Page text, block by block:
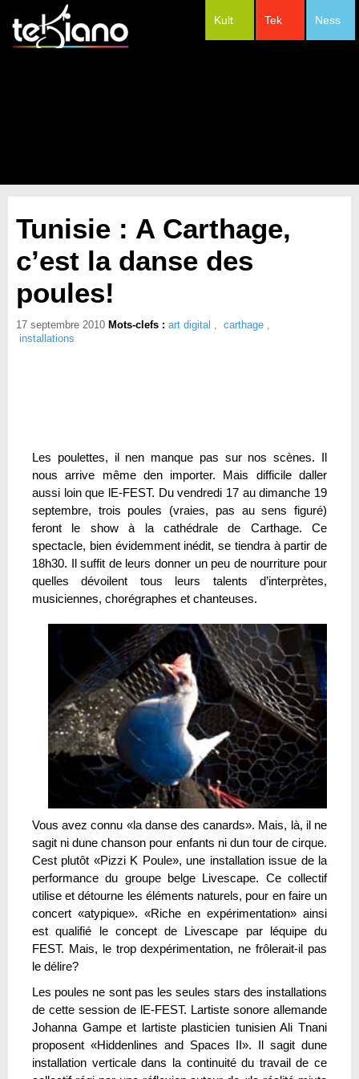
Ness
Tek
Kult
Tunisie : A Carthage,
c’est la danse des
poules!
17 septembre 2010 Mots-clefs : art digital , carthage ,
installations
Les poulettes, il nen manque pas sur nos scènes. Il
nous arrive même den importer. Mais difficile daller
aussi loin que lE-FEST. Du vendredi 17 au dimanche 19
septembre, trois poules (vraies, pas au sens figuré)
feront le show à la cathédrale de Carthage. Ce
spectacle, bien évidemment inédit, se tiendra à partir de
18h30. Il suffit de leurs donner un peu de nourriture pour
quelles dévoilent tous leurs talents d’interprètes,
musiciennes, chorégraphes et chanteuses.
Vous avez connu «la danse des canards». Mais, là, il ne
sagit ni dune chanson pour enfants ni dun tour de cirque.
Cest plutôt «Pizzi K Poule», une installation issue de la
performance du groupe belge Livescape. Ce collectif
utilise et détourne les éléments naturels, pour en faire un
concert «atypique». «Riche en expérimentation» ainsi
est qualifié le concept de Livescape par léquipe du
FEST. Mais, le trop dexpérimentation, ne frôlerait-il pas
le délire?
Les poules ne sont pas les seules stars des installations
de cette session de lE-FEST. Lartiste sonore allemande
Johanna Gampe et lartiste plasticien tunisien Ali Tnani
proposent «Hiddenlines and Spaces II». Il sagit dune
installation verticale dans la continuité du travail de ce